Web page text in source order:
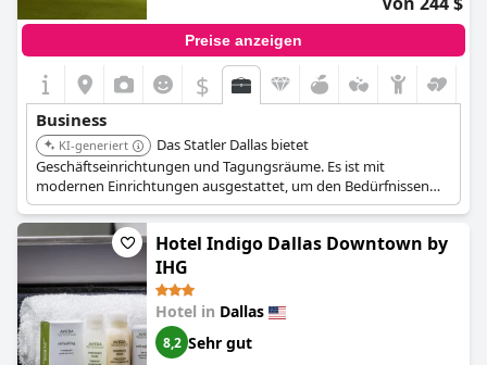
Preise anzeigen
$
Business
KI-generiert
Das Statler Dallas bietet
Geschäftseinrichtungen und Tagungsräume. Es ist mit
modernen Einrichtungen ausgestattet, um den Bedürfnissen
von Geschäftsreisenden gerecht zu werden.
Hotel Indigo Dallas Downtown by
IHG
Hotel in Dallas
8,2 Sehr gut